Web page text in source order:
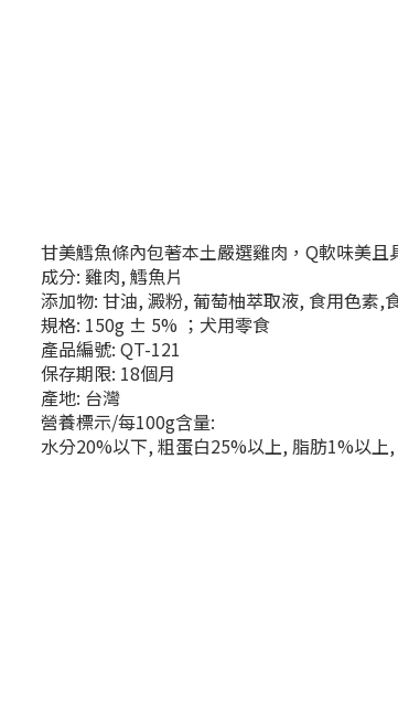
甘美鱈魚條內包著本土嚴選雞肉，Q軟味美且
成分: 雞肉, 鱈魚片
添加物: 甘油, 澱粉, 葡萄柚萃取液, 食用色素,
規格: 150g ± 5% ；犬用零食
產品編號: QT-121
保存期限: 18個月
產地: 台灣
營養標示/每100g含量:
水分20%以下, 粗蛋白25%以上, 脂肪1%以